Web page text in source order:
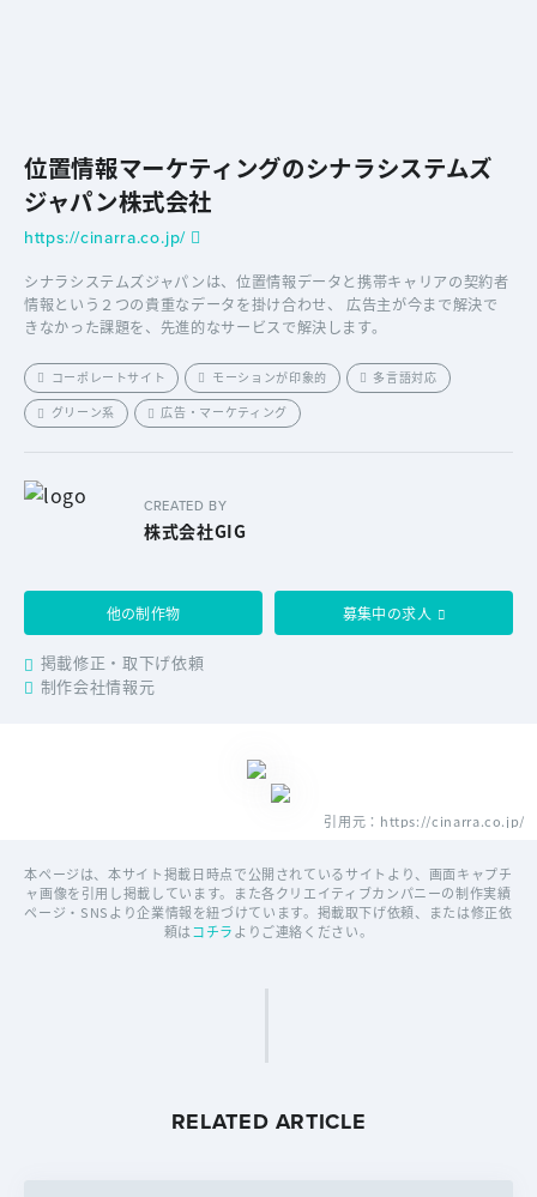
位置情報マーケティングのシナラシステムズ
ジャパン株式会社
https://cinarra.co.jp/
シナラシステムズジャパンは、位置情報データと携帯キャリアの契約者
情報という２つの貴重なデータを掛け合わせ、 広告主が今まで解決で
きなかった課題を、先進的なサービスで解決します。
コーポレートサイト モーションが印象的
多言語対応
グリーン系
広告・マーケティング
CREATED BY
株式会社GIG
他の制作物 募集中の求人
掲載修正・取下げ依頼
制作会社情報元
引用元：https://cinarra.co.jp/
本ページは、本サイト掲載日時点で公開されているサイトより、画面キャプチ
ャ画像を引用し掲載しています。また各クリエイティブカンパニーの制作実績
ページ・SNSより企業情報を紐づけています。掲載取下げ依頼、または修正依
頼はコチラよりご連絡ください。
RELATED ARTICLE